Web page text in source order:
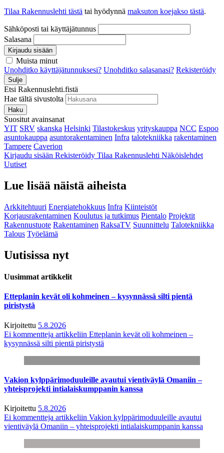
Tilaa Rakennuslehti tästä tai hyödynnä maksuton koejakso tästä.
Sähköposti tai käyttäjätunnus
Salasana
Kirjaudu sisään
Muista minut
Unohditko käyttäjätunnuksesi? Unohditko salasanasi? Rekisteröidy
Sulje
Etsi Rakennuslehti.fistä
Hae tältä sivustolta
Haku
Suositut avainsanat
YIT SRV skanska Helsinki Tilastokeskus yrityskauppa NCC Espoo
asuntokauppa asuntorakentaminen Infra talotekniikka rakentaminen
Tampere Caverion
Kirjaudu sisään Rekisteröidy Tilaa Rakennuslehti Näköislehdet
Uutiset
Lue lisää näistä aiheista
Arkkitehtuuri Energiatehokkuus Infra Kiinteistöt
Korjausrakentaminen Koulutus ja tutkimus Pientalo Projektit
Rakennustuote Rakentaminen RaksaTV Suunnittelu Talotekniikka
Talous Työelämä
Uutisissa nyt
Uusimmat artikkelit
Etteplanin kevät oli kohmeinen – kysynnässä silti pientä
piristystä
Kirjoitettu 5.8.2026
Ei kommentteja artikkeliin Etteplanin kevät oli kohmeinen –
kysynnässä silti pientä piristystä
Vakion kylppärimoduuleille avautui vientiväylä Omaniin –
yhteisprojekti intialaiskumppanin kanssa
Kirjoitettu 5.8.2026
Ei kommentteja artikkeliin Vakion kylppärimoduuleille avautui
vientiväylä Omaniin – yhteisprojekti intialaiskumppanin kanssa